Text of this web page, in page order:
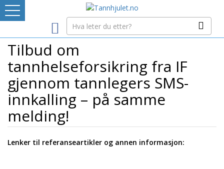
LEVERANDØRREGISTER
TANNBLOGGEN
MEDIA-INFO
INTERNETT-RESSURSER
Tilbud om
tannhelseforsikring fra IF
gjennom tannlegers SMS-
innkalling – på samme
melding!
Lenker til referanseartikler og annen informasjon:
Logg inn